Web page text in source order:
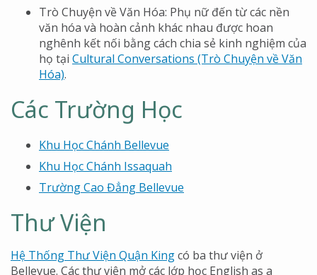
Trò Chuyện về Văn Hóa: Phụ nữ đến từ các nền
văn hóa và hoàn cảnh khác nhau được hoan
nghênh kết nối bằng cách chia sẻ kinh nghiệm của
họ tại Cultural Conversations (Trò Chuyện về Văn
Hóa).
Các Trường Học
Khu Học Chánh Bellevue
Khu Học Chánh Issaquah
Trường Cao Đẳng Bellevue
Thư Viện
Hệ Thống Thư Viện Quận Kingcó ba thư viện ở
Bellevue. Các thư viện mở các lớp học English as a